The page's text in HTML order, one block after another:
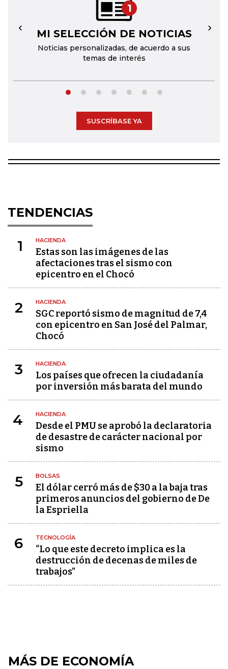
1
MI SELECCIÓN DE NOTICIAS
Noticias personalizadas, de acuerdo a sus
temas de interés
← →
SUSCRÍBASE YA
TENDENCIAS
1 HACIENDA
Estas son las imágenes de las
afectaciones tras el sismo con
epicentro en el Chocó
2 HACIENDA
SGC reportó sismo de magnitud de 7,4
con epicentro en San José del Palmar,
Chocó
3 HACIENDA
Los países que ofrecen la ciudadanía
por inversión más barata del mundo
4 HACIENDA
Desde el PMU se aprobó la declaratoria
de desastre de carácter nacional por
sismo
5 BOLSAS
El dólar cerró más de $30 a la baja tras
primeros anuncios del gobierno de De
la Espriella
6 TECNOLOGÍA
“Lo que este decreto implica es la
destrucción de decenas de miles de
trabajos”
MÁS DE ECONOMÍA